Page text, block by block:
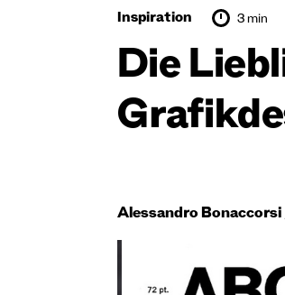
Inspiration 3 min
Die
Alessandro Bonaccorsi